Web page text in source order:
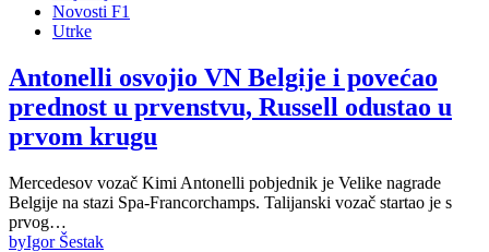
Novosti F1
Utrke
Antonelli osvojio VN Belgije i povećao
prednost u prvenstvu, Russell odustao u
prvom krugu
Mercedesov vozač Kimi Antonelli pobjednik je Velike nagrade
Belgije na stazi Spa-Francorchamps. Talijanski vozač startao je s
prvog…
byIgor Šestak